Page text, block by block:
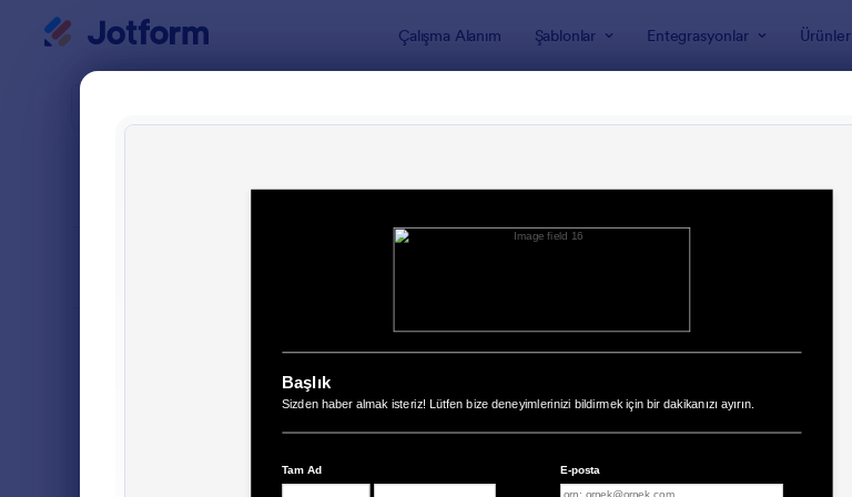
Çalışma Alanım Şablonlar Entegrasyonlar Ürünler
Önizleme: Eğitim Değerlendirme Formu
Popüler
689